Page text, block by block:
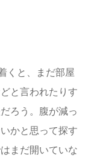
くと、まだ部屋
と言われたりす
ろう。腹が減っ
かと思って探す
まだ開いていな